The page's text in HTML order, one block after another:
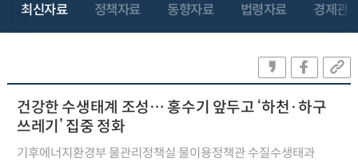
최신자료 정책자료 동향자료 법령자료 경제관
건강한 수생태계 조성… 홍수기 앞두고 ‘하천·하구
쓰레기’ 집중 정화
기후에너지환경부 물관리정책실 물이용정책관 수질수생태과